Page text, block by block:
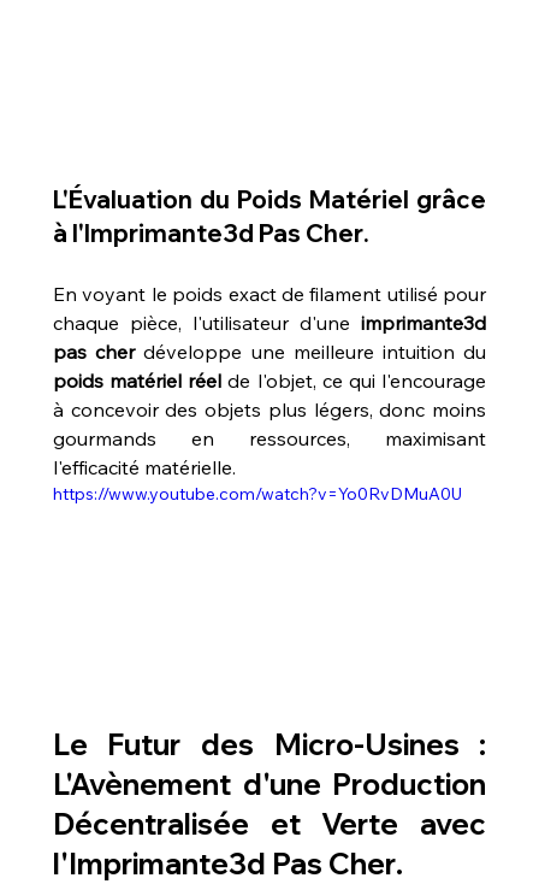
L'Évaluation du Poids Matériel grâce
à l'Imprimante3d Pas Cher.
En voyant le poids exact de filament utilisé pour
chaque pièce, l'utilisateur d'une imprimante3d
pas cher
poids matériel réel de l'objet, ce qui l'encourage
à concevoir des objets plus légers, donc moins
gourmands en ressources, maximisant
l'efficacité matérielle.
https://www.youtube.com/watch?v=Yo0RvDMuA0U
Le Futur des Micro-Usines :
L'Avènement d'une Production
Décentralisée et Verte avec
l'Imprimante3d Pas Cher.